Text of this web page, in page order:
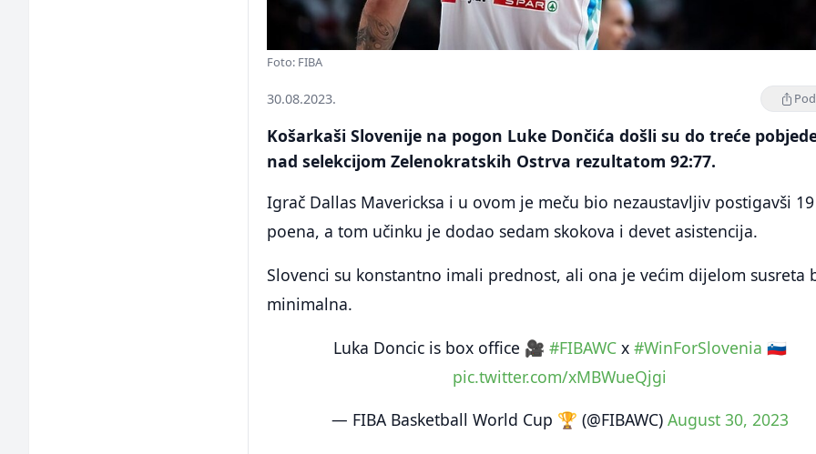
Foto: FIBA
30.08.2023.
Košarkaši Slovenije na pogon Luke Dončića došli su do treće
nad selekcijom Zelenokratskih Ostrva rezultatom 92:77.
Igrač Dallas Mavericksa i u ovom je meču bio nezaustavljiv postigavši 19
poena, a tom učinku je dodao sedam skokova i devet asistencija.
Slovenci su konstantno imali prednost, ali ona je većim dijelom susreta
minimalna.
Luka Doncic is box office 🎥 #FIBAWCx #WinForSlovenia 🇸🇮
pic.twitter.com/xMBWueQjgi
— FIBA Basketball World Cup 🏆 (@FIBAWC) August 30, 2023